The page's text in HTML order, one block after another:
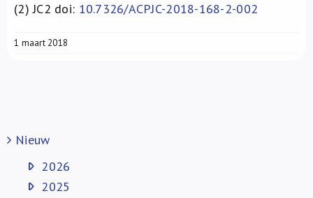
(2) JC2 doi: 10.7326/ACPJC-2018-168-2-002
1 maart 2018
Nieuw
2026
2025